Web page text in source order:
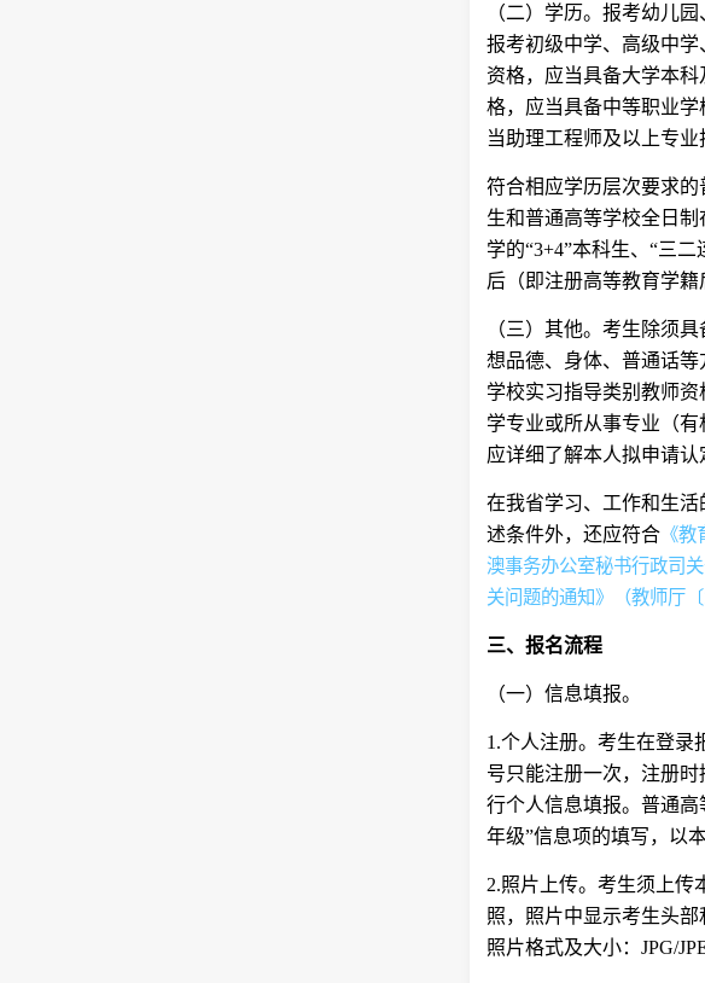
（二）学历。报考幼儿
报考初级中学、高级中
资格，应当具备大学本
格，应当具备中等职业
当助理工程师及以上专业
符合相应学历层次要求
生和普通高等学校全日
学的“3+4”本科生、“三
后（即注册高等教育学籍
（三）其他。考生除须
想品德、身体、普通话
学校实习指导类别教师
学专业或所从事专业（
应详细了解本人拟申请认
在我省学习、工作和生
述条件外，还应符合 《
澳事务办公室秘书行政司
关问题的通知》（教师厅
三、报名流程
（一）信息填报。
1.个人注册。考生在登录
号只能注册一次，注册
行个人信息填报。普通
年级”信息项的填写，以
2.照片上传。考生须上传
照，照片中显示考生头部
照片格式及大小：JPG/